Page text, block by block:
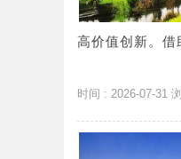
高价值创新。
时间 : 2026-07-31